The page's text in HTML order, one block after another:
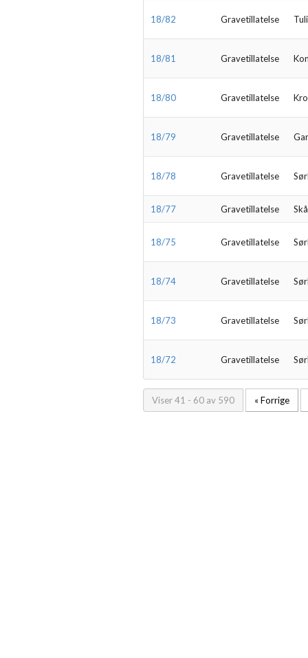
18/82 Gravetillatelse
18/81 Gravetillatelse
18/80 Gravetillatelse
18/79 Gravetillatelse
18/78 Gravetillatelse
18/77 Gravetillatelse
18/75 Gravetillatelse
18/74 Gravetillatelse
18/73 Gravetillatelse
18/72 Gravetillatelse
Viser 41 - 60 av 590 « Forrige